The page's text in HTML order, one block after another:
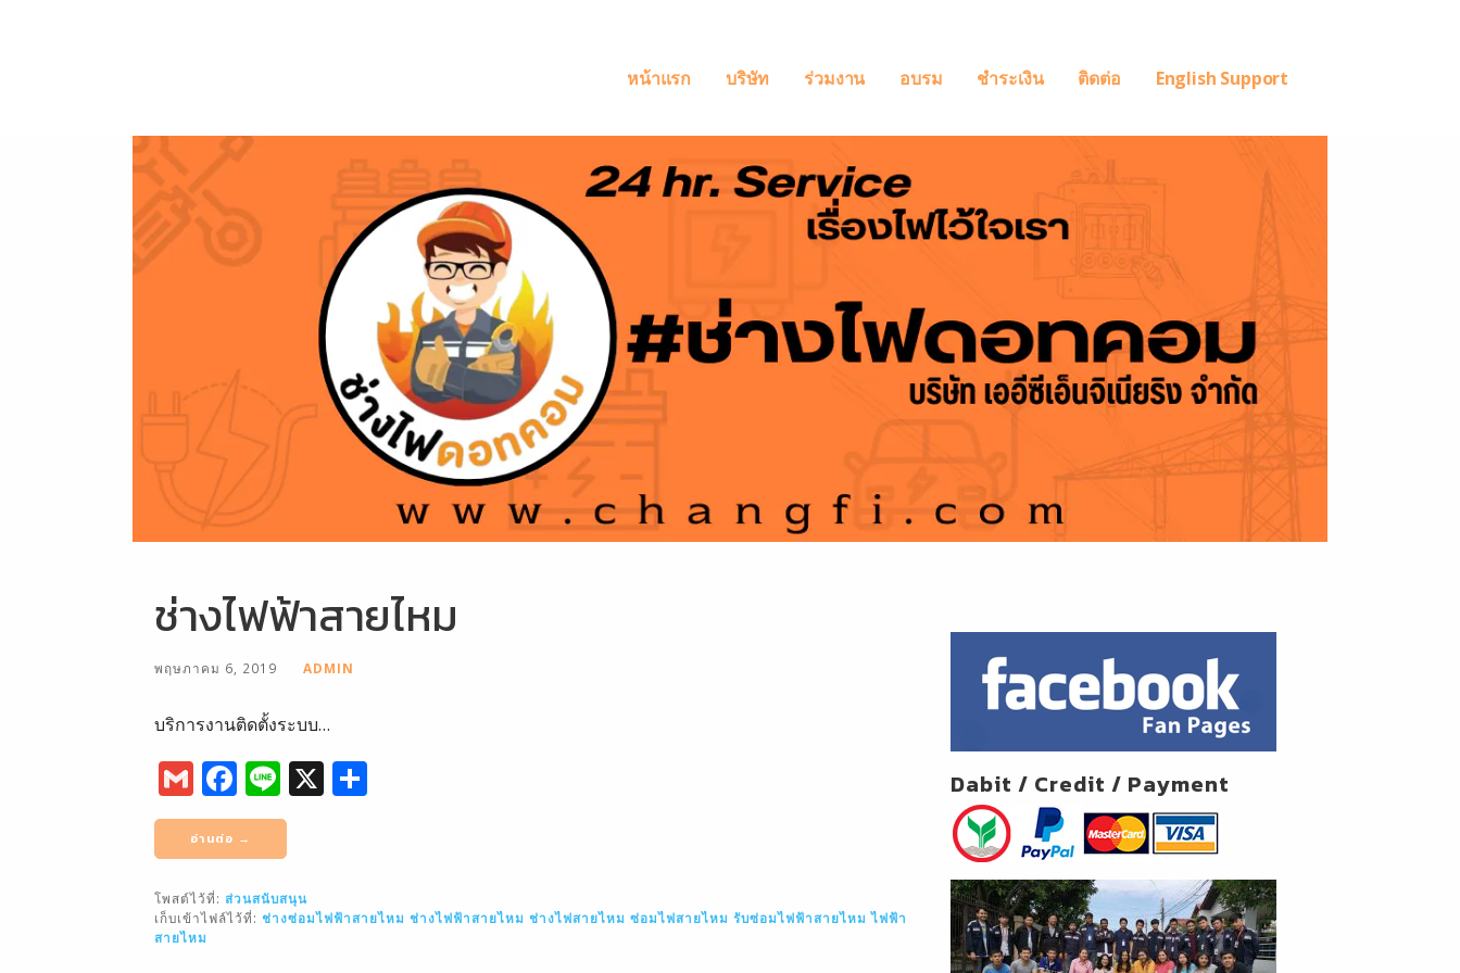
หน้าแรก บริษัท ร่วมงาน อบรม ชำระเงิน ติดต่อ English Support
ช่างไฟฟ้าสายไหม
พฤษภาคม 6, 2019 ADMIN
บริการงานติดตั้งระบบ…
G
m
ai
l
F
a
c
e
b
Li
n
e
X
อ่านต่อ →
โพสต์ไว้ที่: ส่วนสนับสนุน
เก็บเข้าไฟล์ไว้ที่: ช่างซ่อมไฟฟ้าสายไหม ช่างไฟฟ้าสายไหม ช่างไฟสายไหม ซ่อมไฟสายไหม รับซ่อมไฟฟ้าสายไหม ไฟฟ้า
สายไหม
Dabit / Credit / Payment